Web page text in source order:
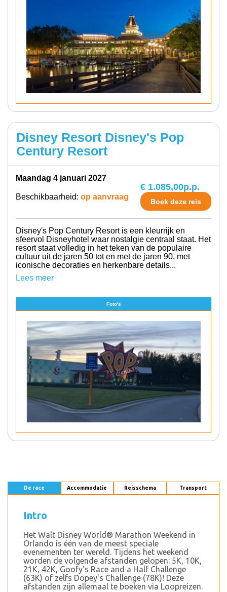
Disney Resort Disney's Pop
Century Resort
maandag 4 januari 2027
Beschikbaarheid: op aanvraag
€ 1.085,00p.p.
Boek deze reis
Disney's Pop Century Resort is een kleurrijk en
sfeervol Disneyhotel waar nostalgie centraal staat. Het
resort staat volledig in het teken van de populaire
cultuur uit de jaren 50 tot en met de jaren 90, met
iconische decoraties en herkenbare details...
Lees meer
Foto's
De race Accommodatie Reisschema Transport
Intro
Het Walt Disney World® Marathon Weekend in
Orlando is één van de meest speciale
evenementen ter wereld. Tijdens het weekend
worden de volgende afstanden gelopen: 5K, 10K,
21K, 42K, Goofy's Race and a Half Challenge
(63K) of zelfs Dopey's Challenge (78K)! Deze
afstanden zijn allemaal te boeken via Loopreizen.